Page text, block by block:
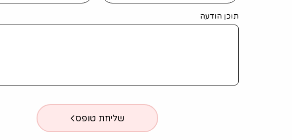
תוכן הודעה
שליחת טופס